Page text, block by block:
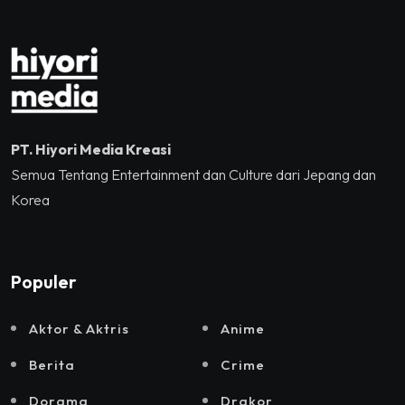
PT. Hiyori Media Kreasi
Semua Tentang Entertainment dan Culture dari Jepang dan
Korea
Populer
Aktor & Aktris Anime
Berita Crime
Dorama Drakor